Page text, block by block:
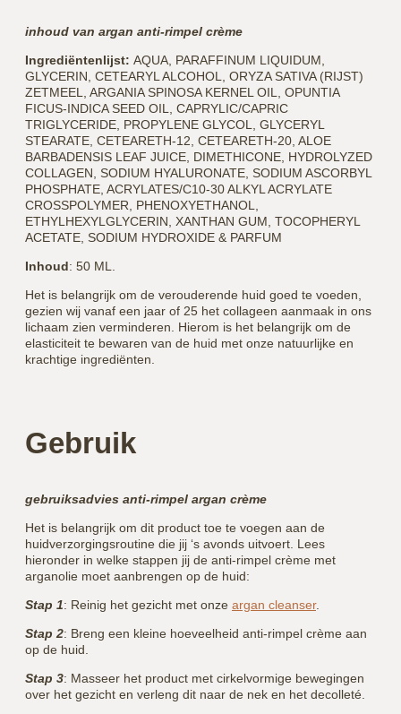
inhoud van argan anti-rimpel crème
Ingrediëntenlijst: AQUA, PARAFFINUM LIQUIDUM,
GLYCERIN, CETEARYL ALCOHOL, ORYZA SATIVA (RIJST)
ZETMEEL, ARGANIA SPINOSA KERNEL OIL, OPUNTIA
FICUS-INDICA SEED OIL, CAPRYLIC/CAPRIC
TRIGLYCERIDE, PROPYLENE GLYCOL, GLYCERYL
STEARATE, CETEARETH-12, CETEARETH-20, ALOE
BARBADENSIS LEAF JUICE, DIMETHICONE, HYDROLYZED
COLLAGEN, SODIUM HYALURONATE, SODIUM ASCORBYL
PHOSPHATE, ACRYLATES/C10-30 ALKYL ACRYLATE
CROSSPOLYMER, PHENOXYETHANOL,
ETHYLHEXYLGLYCERIN, XANTHAN GUM, TOCOPHERYL
ACETATE, SODIUM HYDROXIDE & PARFUM
Inhoud: 50 ML.
Het is belangrijk om de verouderende huid goed te voeden,
gezien wij vanaf een jaar of 25 het collageen aanmaak in ons
lichaam zien verminderen. Hierom is het belangrijk om de
elasticiteit te bewaren van de huid met onze natuurlijke en
krachtige ingrediënten.
Gebruik
gebruiksadvies anti-rimpel argan crème
Het is belangrijk om dit product toe te voegen aan de
huidverzorgingsroutine die jij ‘s avonds uitvoert. Lees
hieronder in welke stappen jij de anti-rimpel crème met
arganolie moet aanbrengen op de huid:
Stap 1: Reinig het gezicht met onze argan cleanser.
Stap 2: Breng een kleine hoeveelheid anti-rimpel crème aan
op de huid.
Stap 3: Masseer het product met cirkelvormige bewegingen
over het gezicht en verleng dit naar de nek en het decolleté.